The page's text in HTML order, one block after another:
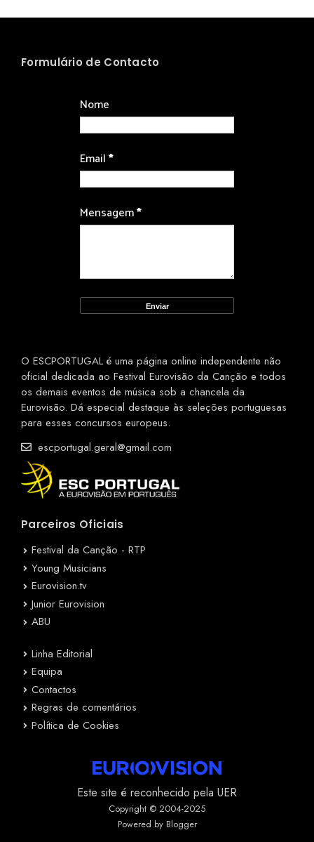
Formulário de Contacto
Nome
Email*
Mensagem*
O ESCPORTUGAL é uma página online independente não
oficial dedicada ao Festival Eurovisão da Canção e todos
os demais eventos de música sob a chancela da
Eurovisão. Dá especial destaque às seleções portuguesas
para esses concursos europeus.
escportugal.geral@gmail.com
Parceiros Oficiais
Festival da Canção - RTP
Young Musicians
Eurovision.tv
Junior Eurovision
ABU
Linha Editorial
Equipa
Contactos
Regras de comentários
Política de Cookies
Este site é reconhecido pela UER
Copyright © 2004-2025
Powered by Blogger